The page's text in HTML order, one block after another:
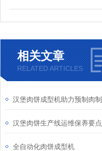
相关文章
RELATED ARTICLES
汉堡肉饼生产线运维保养要点
全自动化肉饼成型机